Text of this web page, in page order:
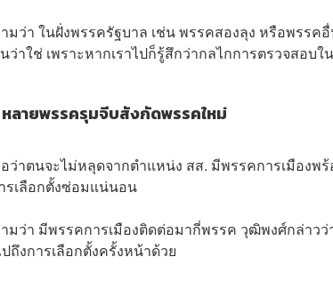
มว่า ในฝั่งพรรครัฐบาล เช่น พรรคสองลุง หรือพรร
ว่าใช่ เพราะหากเราไปก็รู้สึกว่ากลไกการตรวจสอบ
ลายพรรครุมจีบสังกัดพรรคใหม่
ว่าตนจะไม่หลุดจากตำแหน่ง สส. มีพรรคการเมืองพ
รเลือกตั้งซ่อมแน่นอน
มว่า มีพรรคการเมืองติดต่อมากี่พรรค วุฒิพงศ์กล่าว
ปถึงการเลือกตั้งครั้งหน้าด้วย